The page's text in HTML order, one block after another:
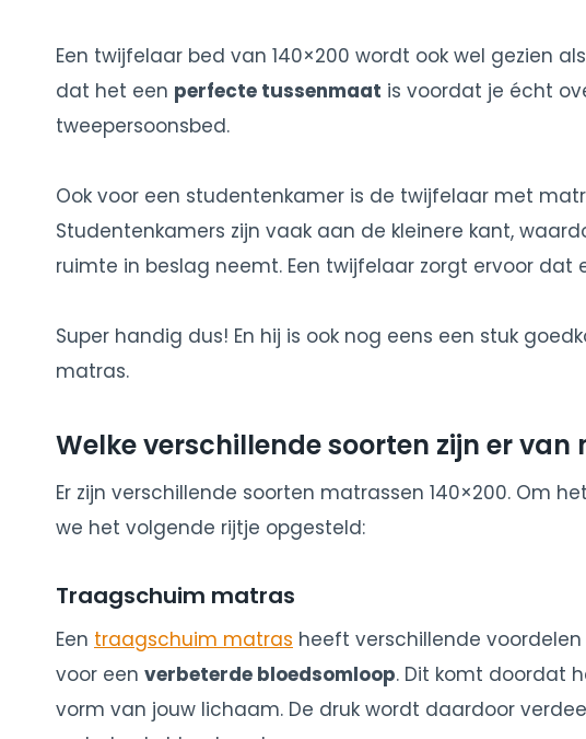
Een twijfelaar bed van 140×200 wordt ook wel gezien
dat het een perfecte tussenmaat is voordat je écht
tweepersoonsbed.
Ook voor een studentenkamer is de twijfelaar met
Studentenkamers zijn vaak aan de kleinere kant,
ruimte in beslag neemt. Een twijfelaar zorgt ervoor dat
Super handig dus! En hij is ook nog eens een stuk
matras.
Welke verschillende soorten zijn er van
Er zijn verschillende soorten matrassen 140×200. Om
we het volgende rijtje opgesteld:
Traagschuim matras
Een traagschuim matras heeft verschillende
voor een verbeterde bloedsomloop. Dit komt doordat
vorm van jouw lichaam. De druk wordt daardoor